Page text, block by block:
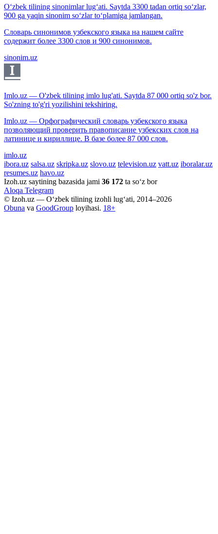
O‘zbek tilining sinonimlar lug‘ati. Saytda 3300 tadan ortiq so‘zlar,
900 ga yaqin sinonim so‘zlar to‘plamiga jamlangan.
Словарь синонимов узбекского языка на нашем сайте
содержит более 3300 слов и 900 синонимов.
sinonim.uz
Imlo.uz — O'zbek tilining imlo lug'ati. Saytda 87 000 ortiq so'z bor.
So'zning to'g'ri yozilishini tekshiring.
Imlo.uz — Орфографический словарь узбекского языка
позволяющий проверить правописание узбекских слов на
латинице и кириллице. В базе более 87 000 слов.
imlo.uz
ibora.uz salsa.uz skripka.uz slovo.uz television.uz vatt.uz iboralar.uz
resumes.uz havo.uz
Izoh.uz saytining bazasida jami 36 172 ta so‘z bor
Aloqa Telegram
© Izoh.uz — O‘zbek tilining izohli lug‘ati, 2014–2026
Obuna va GoodGroup loyihasi. 18+